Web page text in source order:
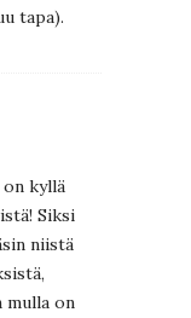
tapa).
kyllä
Siksi
niistä
mulla on